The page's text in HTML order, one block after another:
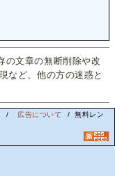
の文章の無断削除や改
など、他の方の迷惑と
/ 広告について
/ 無料レン